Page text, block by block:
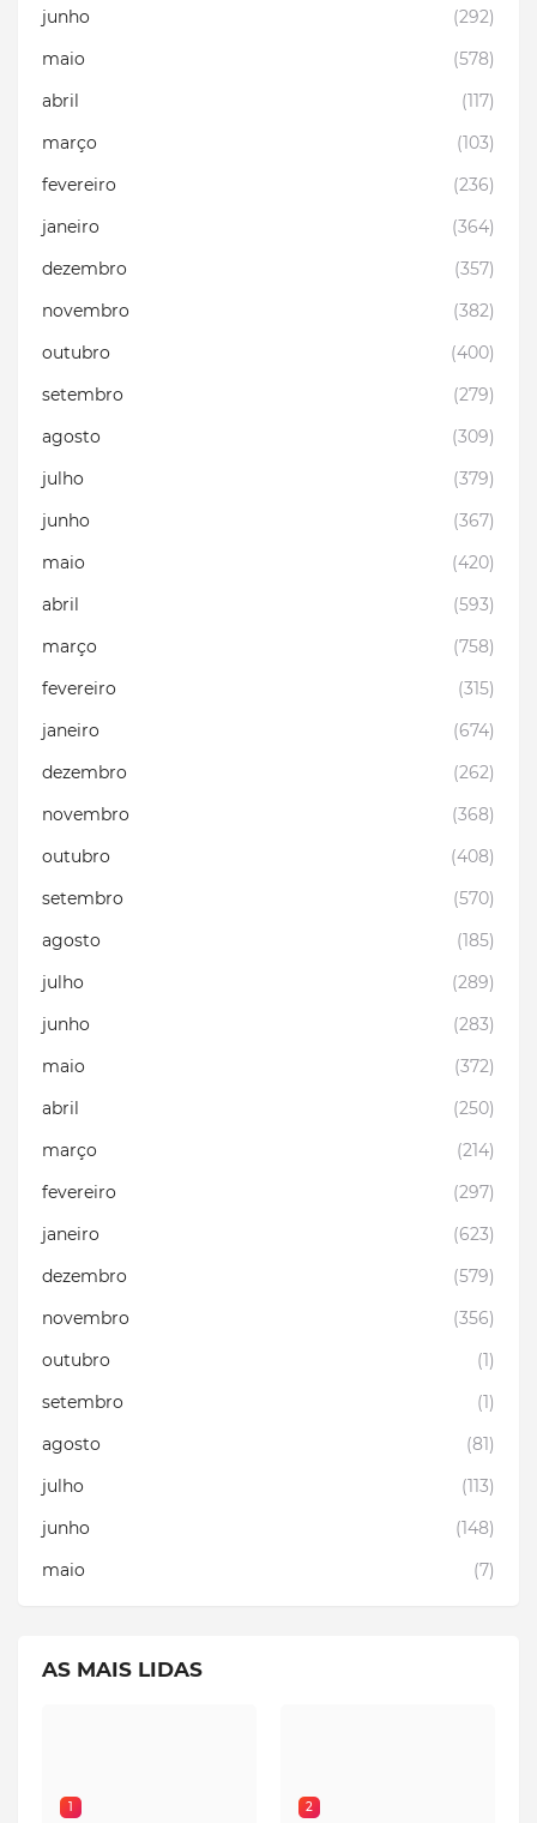
junho
(292)
maio
(578)
abril
(117)
março
(103)
fevereiro
(236)
janeiro
(364)
dezembro
(357)
novembro
(382)
outubro
(400)
setembro
(279)
agosto
(309)
julho
(379)
junho
(367)
maio
(420)
abril
(593)
março
(758)
fevereiro
(315)
janeiro
(674)
dezembro
(262)
novembro
(368)
outubro
(408)
setembro
(570)
agosto
(185)
julho
(289)
junho
(283)
maio
(372)
abril
(250)
março
(214)
fevereiro
(297)
janeiro
(623)
dezembro
(579)
novembro
(356)
outubro
(1)
setembro
(1)
agosto
(81)
julho
(113)
junho
(148)
maio
(7)
AS MAIS LIDAS
1 2